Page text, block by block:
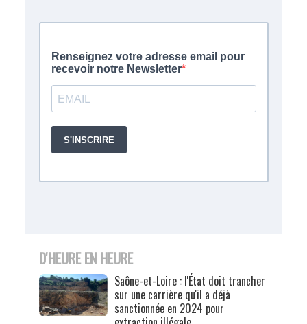
D'HEURE EN HEURE
Saône-et-Loire : l'État doit trancher
sur une carrière qu'il a déjà
sanctionnée en 2024 pour